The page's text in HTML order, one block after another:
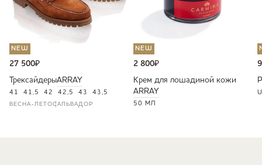
NEW
27 500₽
ТрексайдерыARRAY
41 41,5 42 42,5 43 43,5
ВЕСНА-ЛЕТОСАЛЬВАДОР
NEW
2 800₽
Крем для лошадиной кожи
ARRAY
50 МЛ